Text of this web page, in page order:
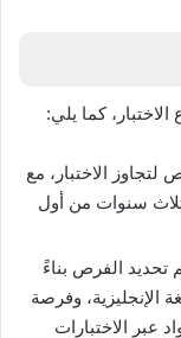
كما يلي:
الاختبار، مع
سنوات من أول
تحديد الفرص بناءً
الإنجليزية، وفرصة
عبر الاختبارات